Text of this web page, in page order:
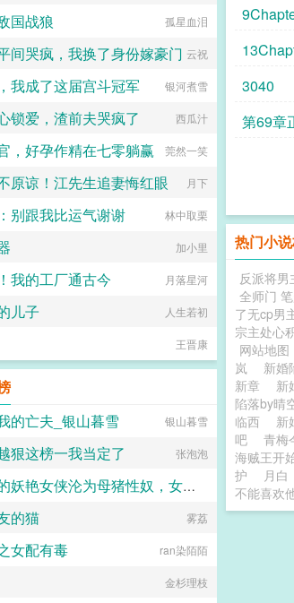
3040
第69章
热门小
反派将
全师门
了无cp男
宗主处心
网站地图
岚
新婚
新章
新
陷落by晴
临西
新
吧
青梅
海贼王开
护
月白
不能喜欢
国战狼 孤星血泪
间哭疯，我换了身份嫁豪门 云祝
我成了这届宫斗冠军 银河煮雪
锁爱，渣前夫哭疯了 西瓜汁
，好孕作精在七零躺赢 莞然一笑
原谅！江先生追妻悔红眼 月下
别跟我比运气谢谢 林中取栗
加小里
我的工厂通古今 月落星河
儿子 人生若初
王晋康
的亡夫_银山暮雪
银山暮雪
狠这榜一我当定了 张泡泡
失手被抓的妖艳女侠沦为母猪性奴，女儿师妹最终也落入魔掌？
可能是显像管
的猫 雾荔
女配有毒 ran染陌陌
金杉理枝